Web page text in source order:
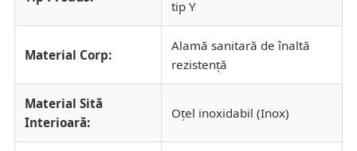
tip Y
Material Corp:
Alamă sanitară de înaltă
rezistență
Material Sită
Interioară:
Oțel inoxidabil (Inox)